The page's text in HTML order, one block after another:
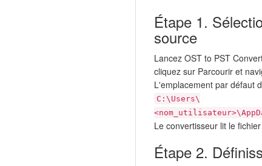
Étape 1.
source
Lancez OST to PST
cliquez sur Parcourir et
L'emplacement par défaut
C:\Users\
Le convertisseur lit le
Étape 2.